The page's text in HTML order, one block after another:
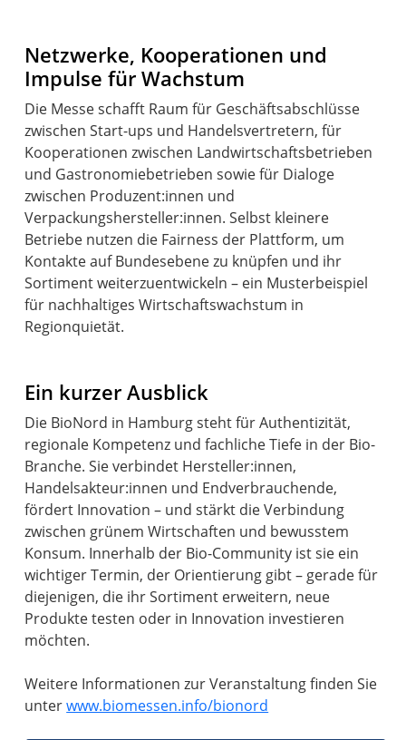
Netzwerke, Kooperationen und
Impulse für Wachstum
Die Messe schafft Raum für Geschäftsabschlüsse
zwischen Start-ups und Handelsvertretern, für
Kooperationen zwischen Landwirtschaftsbetrieben
und Gastronomiebetrieben sowie für Dialoge
zwischen Produzent:innen und
Verpackungshersteller:innen. Selbst kleinere
Betriebe nutzen die Fairness der Plattform, um
Kontakte auf Bundesebene zu knüpfen und ihr
Sortiment weiterzuentwickeln – ein Musterbeispiel
für nachhaltiges Wirtschaftswachstum in
Ein kurzer Ausblick
Die BioNord in Hamburg steht für Authentizität,
regionale Kompetenz und fachliche Tiefe in der Bio-
Branche. Sie verbindet Hersteller:innen,
Handelsakteur:innen und Endverbrauchende,
fördert Innovation – und stärkt die Verbindung
zwischen grünem Wirtschaften und bewusstem
Konsum. Innerhalb der Bio-Community ist sie ein
wichtiger Termin, der Orientierung gibt – gerade für
diejenigen, die ihr Sortiment erweitern, neue
Produkte testen oder in Innovation investieren
möchten.
Weitere Informationen zur Veranstaltung finden Sie
unterwww.biomessen.info/bionord